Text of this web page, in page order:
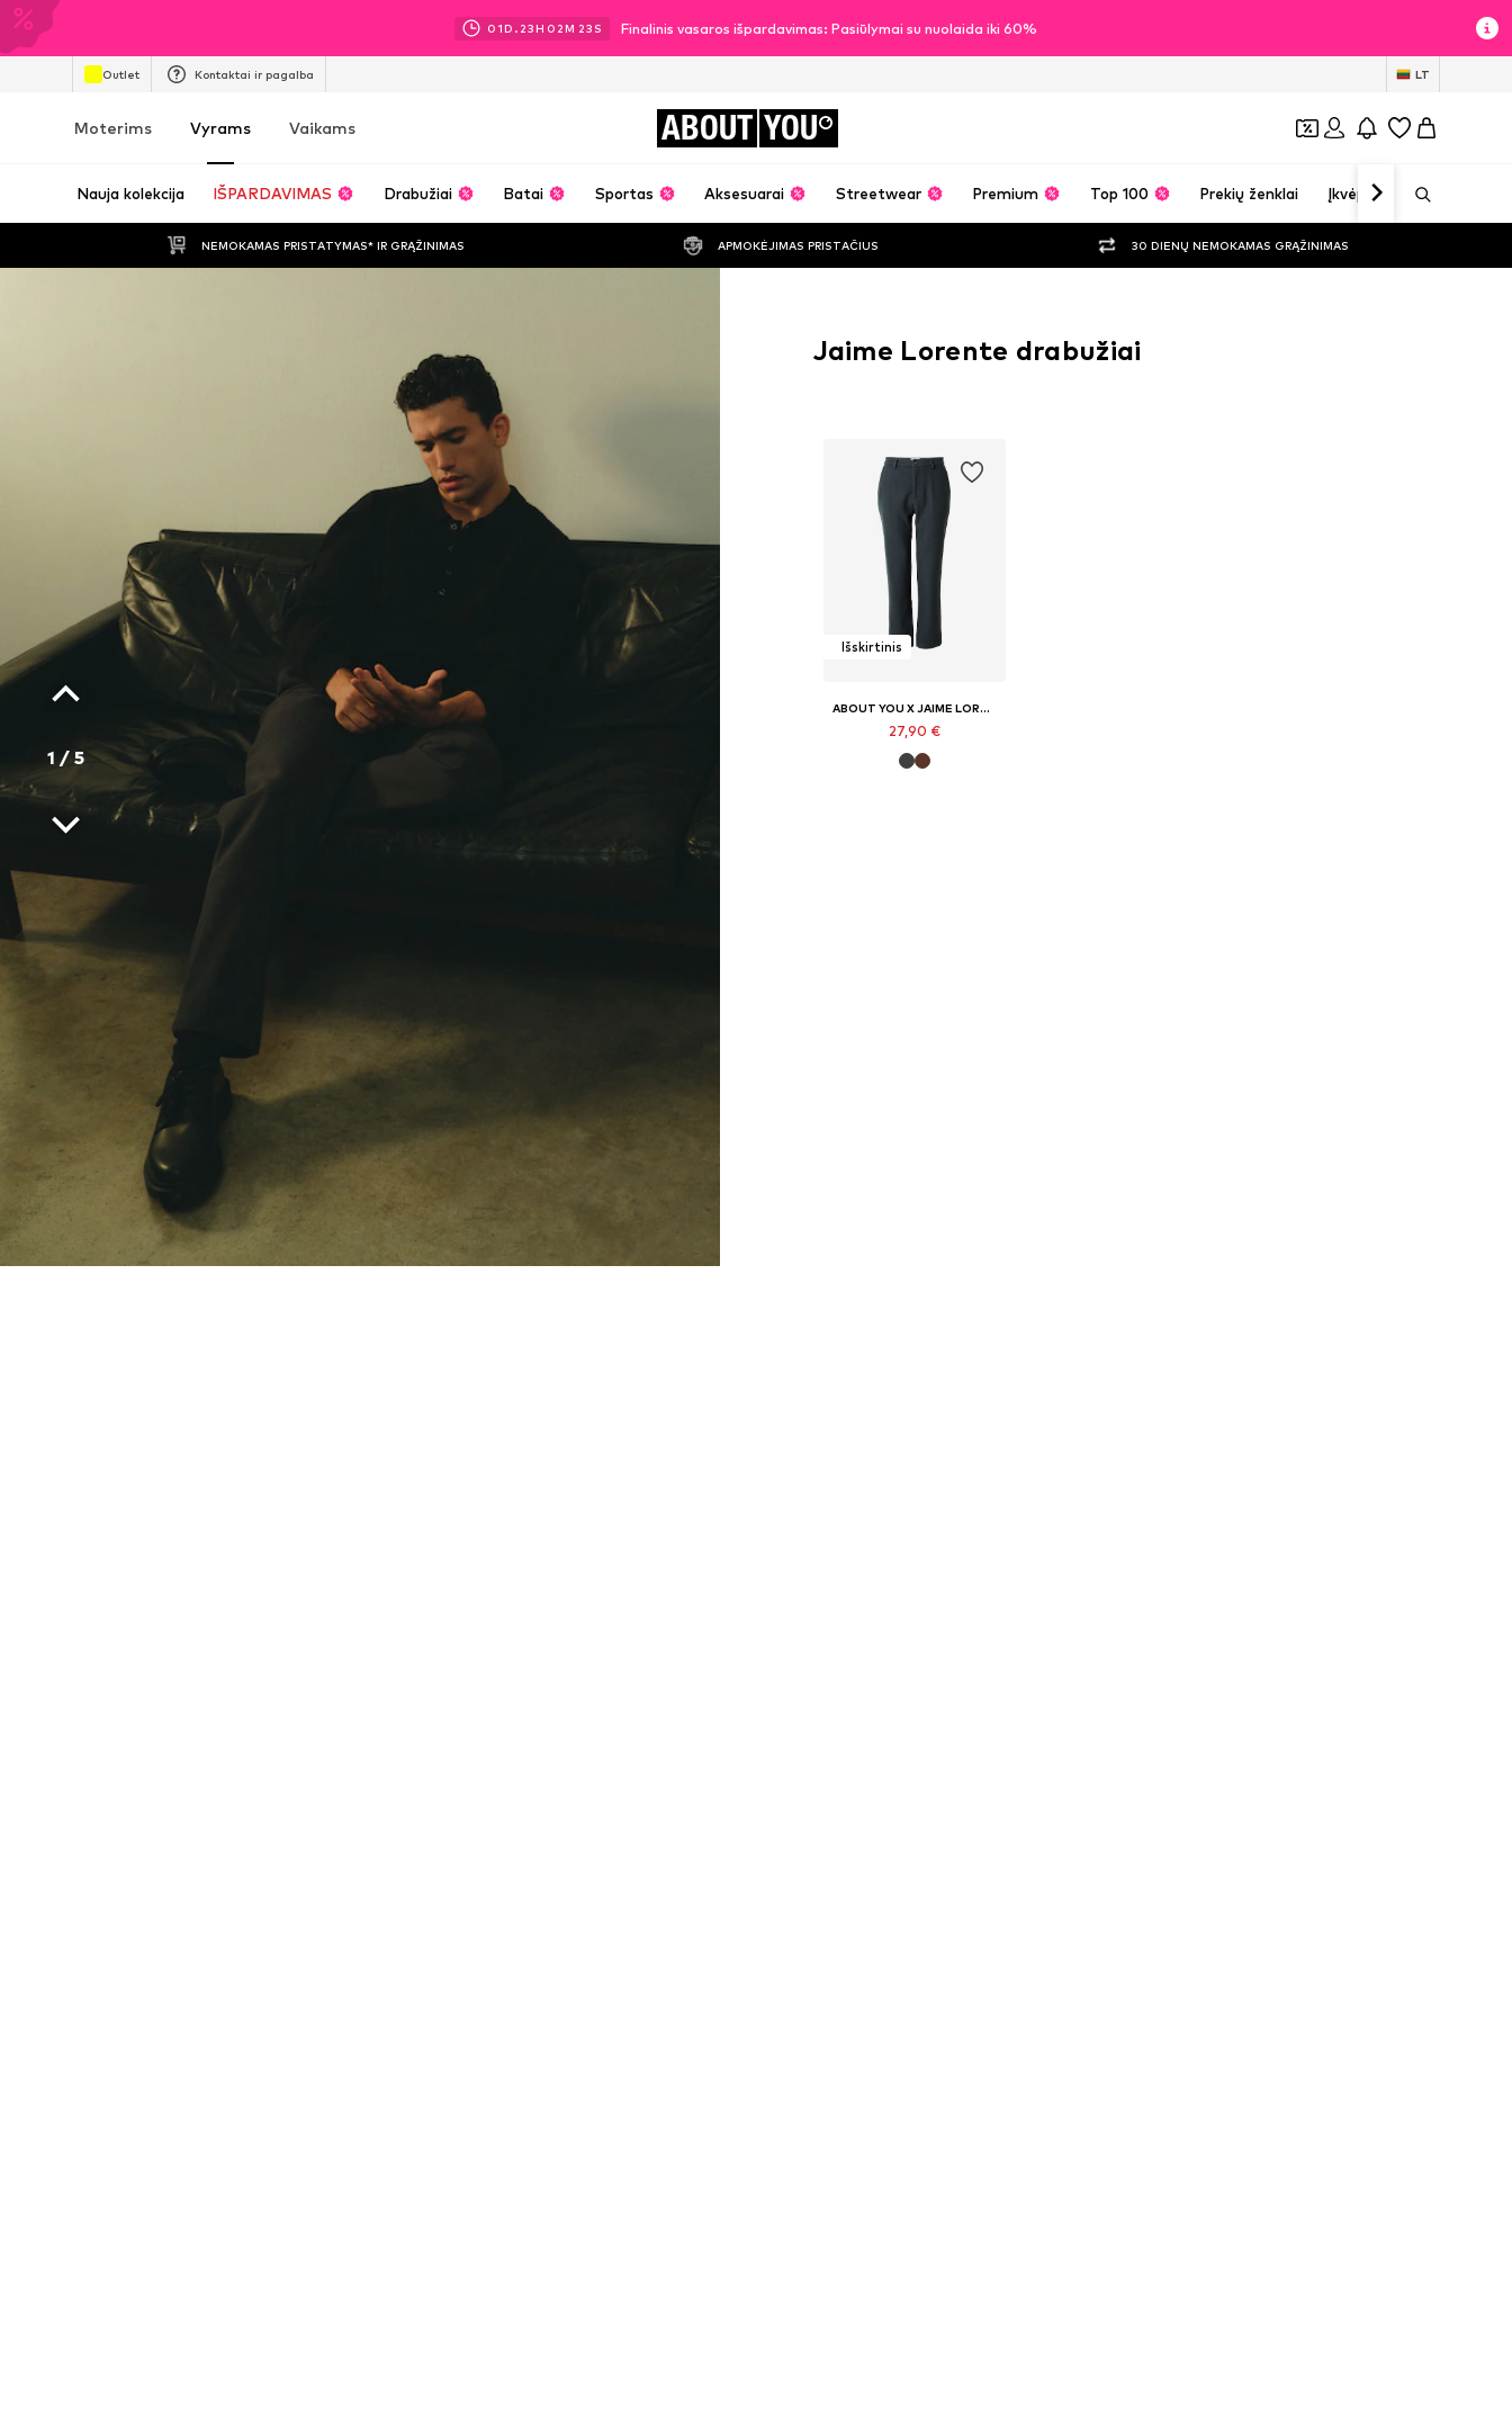
01D. 23H 02M 22 S Finalinis vasaros išpardavimas: Pasiūlymai su nuolaida iki 60%
Outlet Kontaktai ir pagalba LT
Moterims Vyrams Vaikams ABOUT YOU
Nauja kolekcija IŠPARDAVIMAS Drabužiai Batai Sportas Aksesuarai Streetwear Premium Top 100 Prekių ženklai Įkvėpimas
NEMOKAMAS PRISTATYMAS* IR GRĄŽINIMAS APMOKĖJIMAS PRISTAČIUS 30 DIENŲ NEMOKAMAS GRĄŽINIMAS
1 / 5
Jaime Lorente drabužiai
Išskirtinis
ABOUT YOU X JAIME LORENTE
27,90 €